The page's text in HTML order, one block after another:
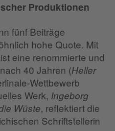
Produktionen
fünf Beiträge
hohe Quote. Mit
eine renommierte und
40 Jahren (Heller
Wettbewerb
Werk, Ingeborg
Wüste, reflektiert die
Schriftstellerin